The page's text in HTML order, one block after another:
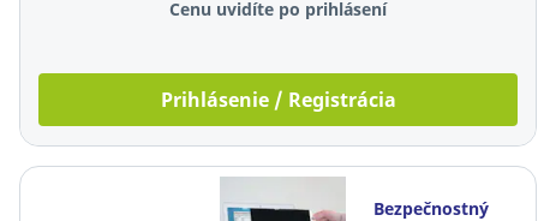
Cenu uvidíte po prihlásení
Prihlásenie / Registrácia
Bezpečnostný